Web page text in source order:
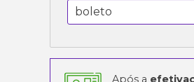
boleto
Após a